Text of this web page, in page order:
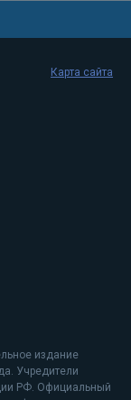
издание
Учредители
РФ. Официальный
Карта сайта